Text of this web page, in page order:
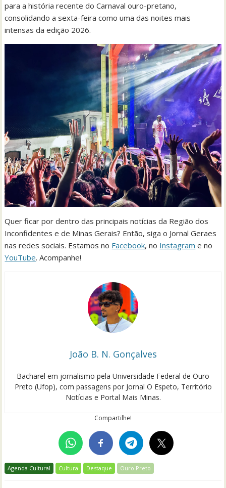
para a história recente do Carnaval ouro-pretano,
consolidando a sexta-feira como uma das noites mais
intensas da edição 2026.
Quer ficar por dentro das principais notícias da Região dos
Inconfidentes e de Minas Gerais? Então, siga o Jornal Geraes
nas redes sociais. Estamos no Facebook, no Instagram e no
YouTube. Acompanhe!
João B. N. Gonçalves
Bacharel em jornalismo pela Universidade Federal de Ouro
Preto (Ufop), com passagens por Jornal O Espeto, Território
Notícias e Portal Mais Minas.
Compartilhe!
Agenda Cultural Cultura Destaque Ouro Preto